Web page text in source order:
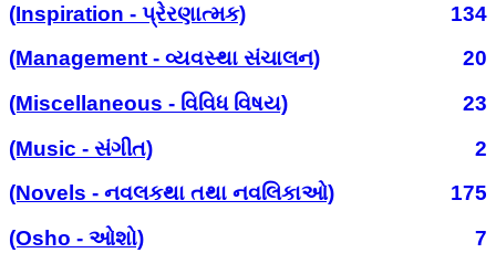
(Inspiration - પ્રેરણાત્મક)
134
(Management - વ્યવસ્થા સંચાલન)
20
(Miscellaneous - વિવિધ વિષય)
23
(Music - સંગીત)
2
(Novels - નવલકથા તથા નવલિકાઓ)
175
(Osho - ઓશો)
7